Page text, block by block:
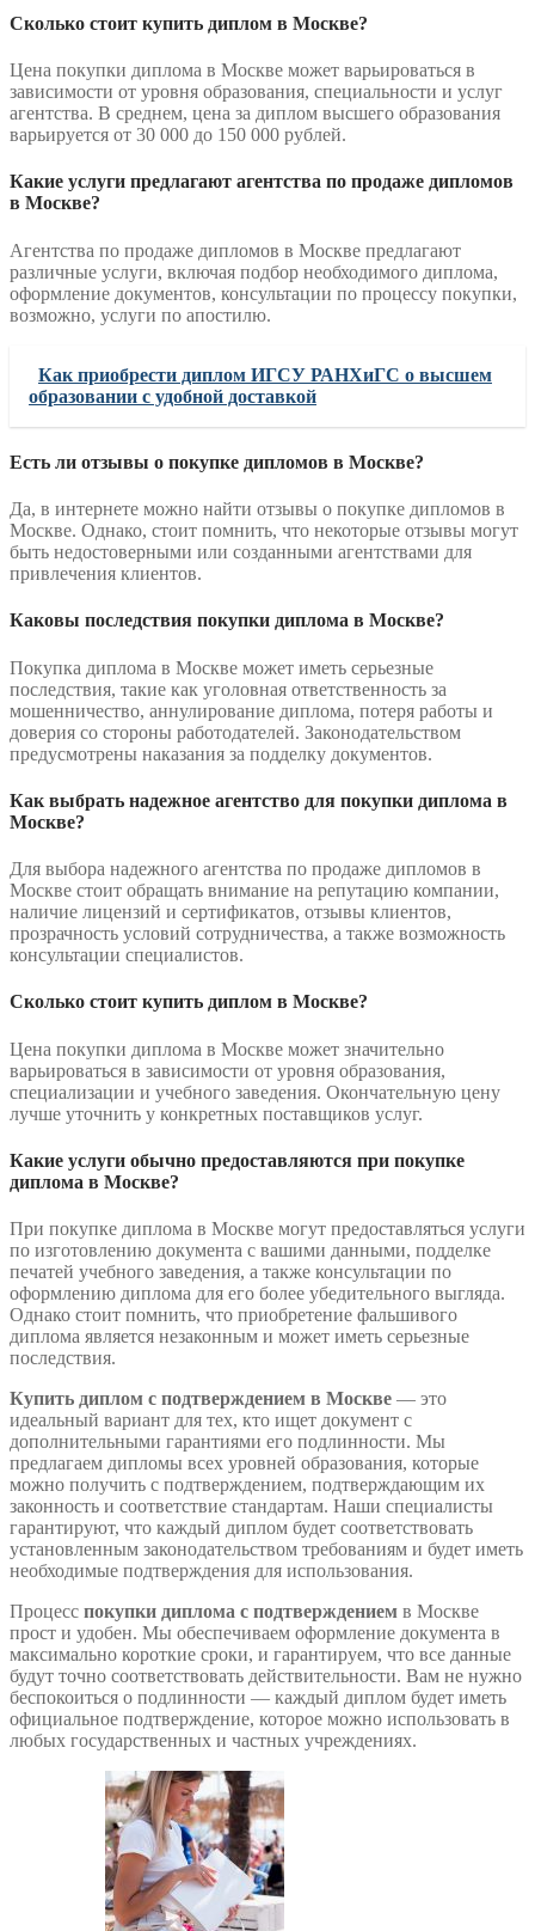
Сколько стоит купить диплом в Москве?
Цена покупки диплома в Москве может варьироваться в
зависимости от уровня образования, специальности и услуг
агентства. В среднем, цена за диплом высшего образования
варьируется от 30 000 до 150 000 рублей.
Какие услуги предлагают агентства по продаже дипломов
в Москве?
Агентства по продаже дипломов в Москве предлагают
различные услуги, включая подбор необходимого диплома,
оформление документов, консультации по процессу покупки,
возможно, услуги по апостилю.
Как приобрести диплом ИГСУ РАНХиГС о высшем
образовании с удобной доставкой
Есть ли отзывы о покупке дипломов в Москве?
Да, в интернете можно найти отзывы о покупке дипломов в
Москве. Однако, стоит помнить, что некоторые отзывы могут
быть недостоверными или созданными агентствами для
привлечения клиентов.
Каковы последствия покупки диплома в Москве?
Покупка диплома в Москве может иметь серьезные
последствия, такие как уголовная ответственность за
мошенничество, аннулирование диплома, потеря работы и
доверия со стороны работодателей. Законодательством
предусмотрены наказания за подделку документов.
Как выбрать надежное агентство для покупки диплома в
Москве?
Для выбора надежного агентства по продаже дипломов в
Москве стоит обращать внимание на репутацию компании,
наличие лицензий и сертификатов, отзывы клиентов,
прозрачность условий сотрудничества, а также возможность
консультации специалистов.
Сколько стоит купить диплом в Москве?
Цена покупки диплома в Москве может значительно
варьироваться в зависимости от уровня образования,
специализации и учебного заведения. Окончательную цену
лучше уточнить у конкретных поставщиков услуг.
Какие услуги обычно предоставляются при покупке
диплома в Москве?
При покупке диплома в Москве могут предоставляться услуги
по изготовлению документа с вашими данными, подделке
печатей учебного заведения, а также консультации по
оформлению диплома для его более убедительного выгляда.
Однако стоит помнить, что приобретение фальшивого
диплома является незаконным и может иметь серьезные
последствия.
Купить диплом с подтверждением в Москве — это
идеальный вариант для тех, кто ищет документ с
дополнительными гарантиями его подлинности. Мы
предлагаем дипломы всех уровней образования, которые
можно получить с подтверждением, подтверждающим их
законность и соответствие стандартам. Наши специалисты
гарантируют, что каждый диплом будет соответствовать
установленным законодательством требованиям и будет иметь
необходимые подтверждения для использования.
Процесс покупки диплома с подтверждением в Москве
прост и удобен. Мы обеспечиваем оформление документа в
максимально короткие сроки, и гарантируем, что все данные
будут точно соответствовать действительности. Вам не нужно
беспокоиться о подлинности — каждый диплом будет иметь
официальное подтверждение, которое можно использовать в
любых государственных и частных учреждениях.